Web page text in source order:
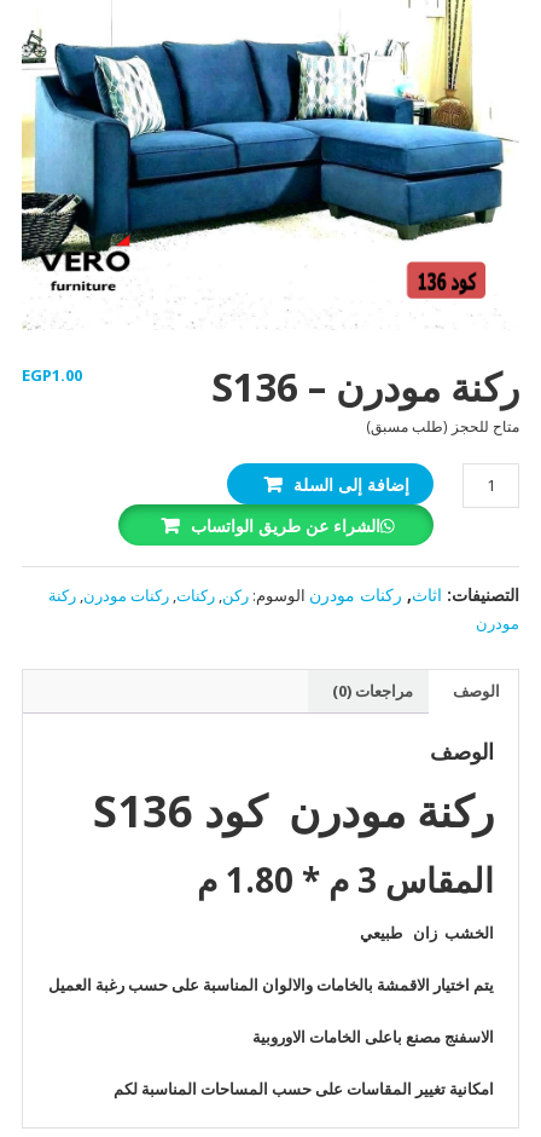
ركنة مودرن – S136 EGP1.00
متاح للحجز (طلب مسبق)
كمية
ركنة
إضافة إلى السلة
الشراء عن طريق الواتساب
التصنيفات: اثاث, ركنات مودرن الوسوم: ركن, ركنات, ركنات مودرن, ركنة
مودرن
الوصف مراجعات (0)
الوصف
ركنة مودرن كود S136
المقاس 3 م * 1.80 م
الخشب زان طبيعي
يتم اختيار الاقمشة بالخامات والالوان المناسبة على حسب رغبة العميل
الاسفنج مصنع باعلى الخامات الاوروبية
امكانية تغيير المقاسات على حسب المساحات المناسبة لكم